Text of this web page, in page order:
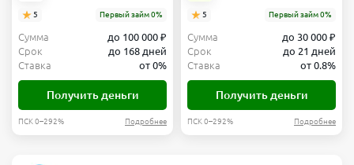
5 Первый займ 0%
Сумма
до 100 000 ₽
Срок
до 168 дней
Ставка
от 0%
Получить деньги
ПСК 0–292% Подробнее
5 Первый займ 0%
Сумма
до 30 000 ₽
Срок
до 21 дней
Ставка
от 0.8%
Получить деньги
ПСК 0–292% Подробнее